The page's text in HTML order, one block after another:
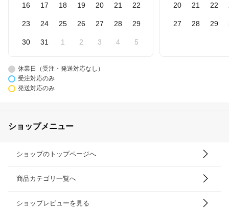
16 17 18 19 20 21 22
23 24 25 26 27 28 29
30 31 1 2 3 4 5
20 21 22
27 28 29
休業日（受注・発送対応なし）
受注対応のみ
発送対応のみ
ショップメニュー
ショップのトップページへ
商品カテゴリ一覧へ
ショップレビューを見る